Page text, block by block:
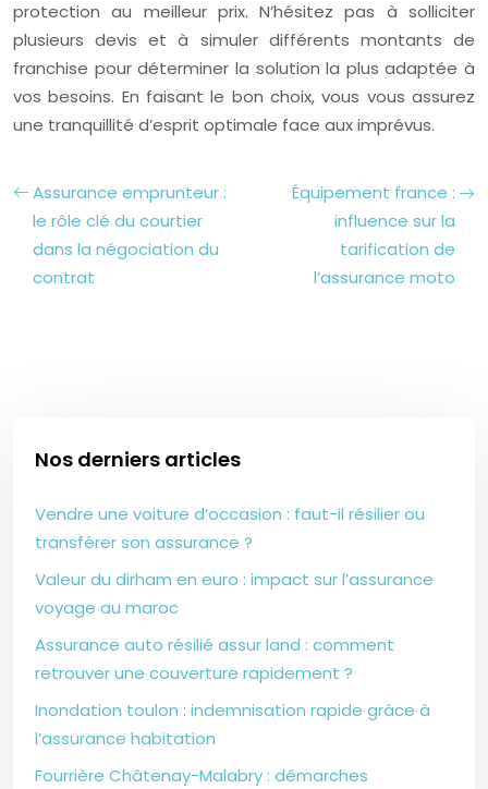
protection au meilleur prix. N’hésitez pas à solliciter
plusieurs devis et à simuler différents montants de
franchise pour déterminer la solution la plus adaptée à
vos besoins. En faisant le bon choix, vous vous assurez
une tranquillité d’esprit optimale face aux imprévus.
Assurance emprunteur :
le rôle clé du courtier
dans la négociation du
contrat
Équipement france :
influence sur la
tarification de
l’assurance moto
Nos derniers articles
Vendre une voiture d’occasion : faut-il résilier ou
transférer son assurance ?
Valeur du dirham en euro : impact sur l’assurance
voyage au maroc
Assurance auto résilié assur land : comment
retrouver une couverture rapidement ?
Inondation toulon : indemnisation rapide grâce à
l’assurance habitation
Fourrière Châtenay-Malabry : démarches